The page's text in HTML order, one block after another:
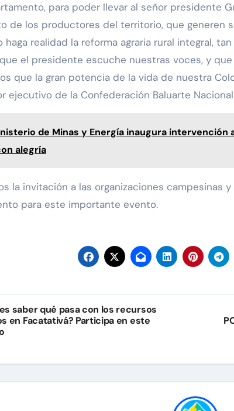
para poder llevar al señor presidente
de los productores del territorio, que generen
haga realidad la reforma agraria rural integral,
el presidente escuche nuestras voces, y
que la gran potencia de la vida de nuestra
ejecutivo de la Confederación Baluarte
de Minas y Energía inaugura
alegría
la invitación a las organizaciones campesinas
para este importante evento.
saber qué pasa con los recursos
en Facatativá? Participa en este